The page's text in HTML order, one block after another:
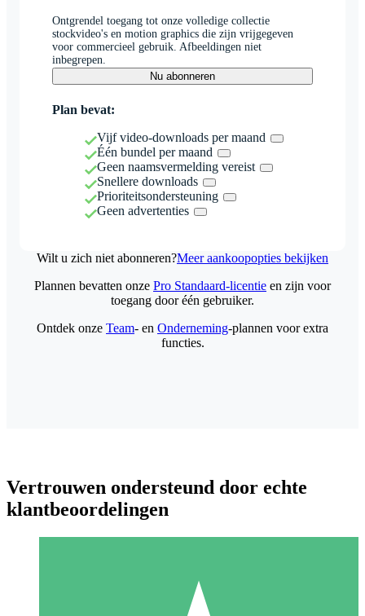
Ontgrendel toegang tot onze volledige collectie
stockvideo's en motion graphics die zijn vrijgegeven
voor commercieel gebruik. Afbeeldingen niet
inbegrepen.
Nu abonneren
Plan bevat:
Vijf video-downloads per maand
Één bundel per maand
Geen naamsvermelding vereist
Snellere downloads
Prioriteitsondersteuning
Geen advertenties
Wilt u zich niet abonneren?Meer aankoopopties bekijken
Plannen bevatten onze Pro Standaard-licentie en zijn voor
toegang door één gebruiker.
Ontdek onze Team- en Onderneming-plannen voor extra
functies.
Vertrouwen ondersteund door echte
klantbeoordelingen